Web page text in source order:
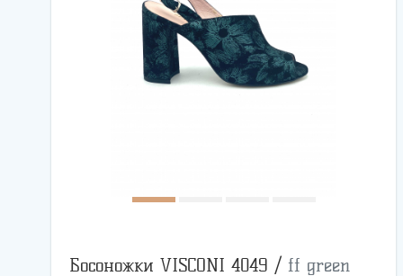
Босоножки VISCONI 4049 / ff green